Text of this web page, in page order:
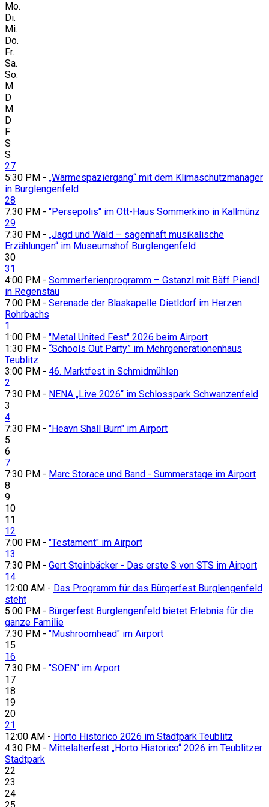
Mo.
Di.
Mi.
Do.
Fr.
Sa.
So.
M
D
M
D
F
S
S
27
5:30 PM - „Wärmespaziergang“ mit dem Klimaschutzmanager
in Burglengenfeld
28
7:30 PM - "Persepolis" im Ott-Haus Sommerkino in Kallmünz
29
7:30 PM - „Jagd und Wald – sagenhaft musikalische
Erzählungen“ im Museumshof Burglengenfeld
30
31
4:00 PM - Sommerferienprogramm – Gstanzl mit Bäff Piendl
in Regenstau
7:00 PM - Serenade der Blaskapelle Dietldorf im Herzen
Rohrbachs
1
1:00 PM - "Metal United Fest" 2026 beim Airport
1:30 PM - “Schools Out Party” im Mehrgenerationenhaus
Teublitz
3:00 PM - 46. Marktfest in Schmidmühlen
2
7:30 PM - NENA „Live 2026“ im Schlosspark Schwanzenfeld
3
4
7:30 PM - "Heavn Shall Burn" im Airport
5
6
7
7:30 PM - Marc Storace und Band - Summerstage im Airport
8
9
10
11
12
7:00 PM - "Testament" im Airport
13
7:30 PM - Gert Steinbäcker - Das erste S von STS im Airport
14
12:00 AM - Das Programm für das Bürgerfest Burglengenfeld
steht
5:00 PM - Bürgerfest Burglengenfeld bietet Erlebnis für die
ganze Familie
7:30 PM - "Mushroomhead" im Airport
15
16
7:30 PM - "SOEN" im Arport
17
18
19
20
21
12:00 AM - Horto Historico 2026 im Stadtpark Teublitz
4:30 PM - Mittelalterfest „Horto Historico“ 2026 im Teublitzer
Stadtpark
22
23
24